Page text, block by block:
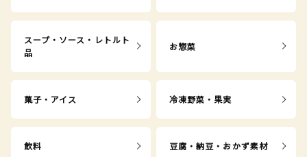
スープ・ソース・レトルト
品
お惣菜
菓子・アイス 冷凍野菜・果実
飲料 豆腐・納豆・おかず素材